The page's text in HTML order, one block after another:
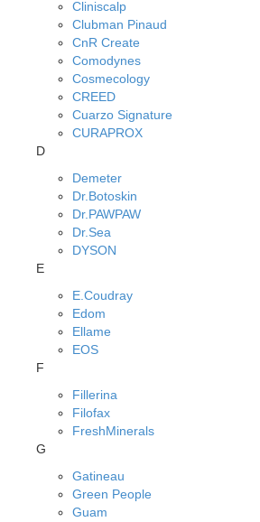
Cliniscalp
Clubman Pinaud
CnR Create
Comodynes
Cosmecology
CREED
Cuarzo Signature
CURAPROX
D
Demeter
Dr.Botoskin
Dr.PAWPAW
Dr.Sea
DYSON
E
E.Coudray
Edom
Ellame
EOS
F
Fillerina
Filofax
FreshMinerals
G
Gatineau
Green People
Guam